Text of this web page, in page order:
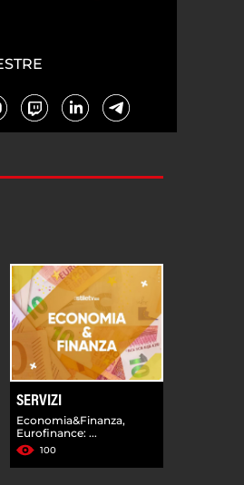
SERVIZI
Economia&Finanza,
Eurofinance: ...
100